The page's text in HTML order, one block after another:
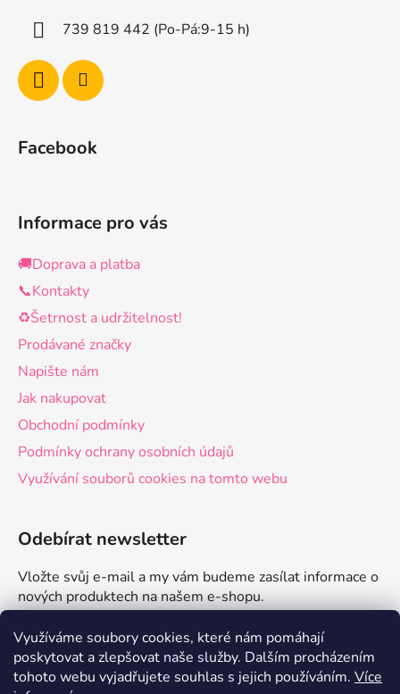
Využíváme soubory cookies, které nám pomáhají
poskytovat a zlepšovat naše služby. Dalším procházením
tohoto webu vyjadřujete souhlas s jejich používáním. Více
739 819 442 (Po-Pá:9-15 h)
Facebook
Informace pro vás
🚚Doprava a platba
📞Kontakty
♻️Šetrnost a udržitelnost!
Prodávané značky
Napište nám
Jak nakupovat
Obchodní podmínky
Podmínky ochrany osobních údajů
Využívání souborů cookies na tomto webu
Odebírat newsletter
Vložte svůj e-mail a my vám budeme zasílat informace o
nových produktech na našem e-shopu.
E-mail